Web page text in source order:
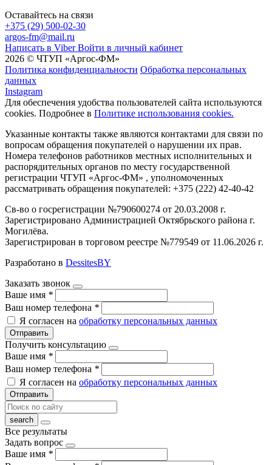
Оставайтесь на связи
+375 (29) 500-02-30
argos-fm@mail.ru
Написать в Viber Войти в личный кабинет
2026 © ЧТУП «Аргос-ФМ»
Политика конфиденциальности Обработка персональных
данных
Instagram
Для обеспечения удобства пользователей сайта используются
cookies. Подробнее в Политике использования cookies.
Указанные контакты также являются контактами для связи по
вопросам обращения покупателей о нарушении их прав.
Номера телефонов работников местных исполнительных и
распорядительных органов по месту государственной
регистрации ЧТУП «Аргос-ФМ» , уполномоченных
рассматривать обращения покупателей: +375 (222) 42-40-42
Св-во о госрегистрации №790600274 от 20.03.2008 г.
Зарегистрировано Администрацией Октябрьского района г.
Могилёва.
Зарегистрирован в торговом реестре №779549 от 11.06.2026 г.
Разработано в DessitesBY
Заказать звонок
Ваше имя *
Ваш номер телефона *
Я согласен на обработку персональных данных
Отправить
Получить консультацию
Ваше имя *
Ваш номер телефона *
Я согласен на обработку персональных данных
Отправить
Все результаты
Задать вопрос
Ваше имя *